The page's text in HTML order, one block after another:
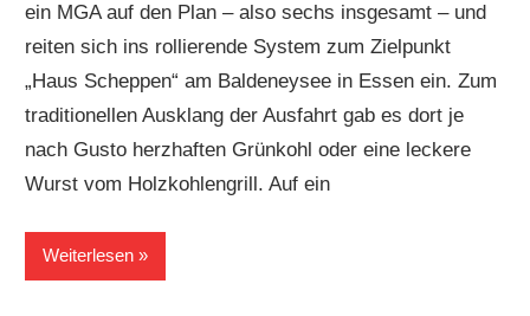
ein MGA auf den Plan – also sechs insgesamt – und
reiten sich ins rollierende System zum Zielpunkt
„Haus Scheppen“ am Baldeneysee in Essen ein. Zum
traditionellen Ausklang der Ausfahrt gab es dort je
nach Gusto herzhaften Grünkohl oder eine leckere
Wurst vom Holzkohlengrill. Auf ein
Weiterlesen